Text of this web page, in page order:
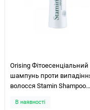
Orising Фітоесенціальний
шампунь проти
волосся Stamin Shampoo
В наявності